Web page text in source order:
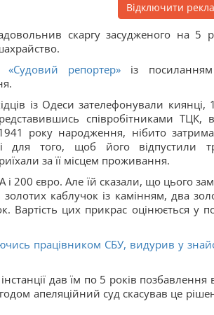
Відключити
скаргу засудженого на 5
«Судовий репортер» із
із Одеси зателефонували киянці,
співробітниками ТЦК,
року народження, нібито
для того, щоб його відпустили
за її місцем проживання.
200 євро. Але їй сказали, що цього
каблучок із камінням, два
Вартість цих прикрас оцінюється у
працівником СБУ, видурив у
дав їм по 5 років позбавлення
апеляційний суд скасував це